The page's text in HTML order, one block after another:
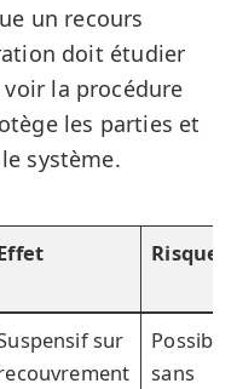
un recours
doit étudier
la procédure
les parties et
système.
Risques
sur
Possible
sans